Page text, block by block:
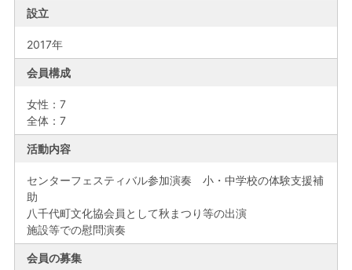
設立
2017年
会員構成
女性：7
全体：7
活動内容
センターフェスティバル参加演奏 小・中学校の体験支援補
助
八千代町文化協会員として秋まつり等の出演
施設等での慰問演奏
会員の募集